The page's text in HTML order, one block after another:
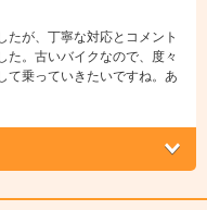
たが、丁寧な対応とコメント
た。古いバイクなので、度々
て乗っていきたいですね。あ